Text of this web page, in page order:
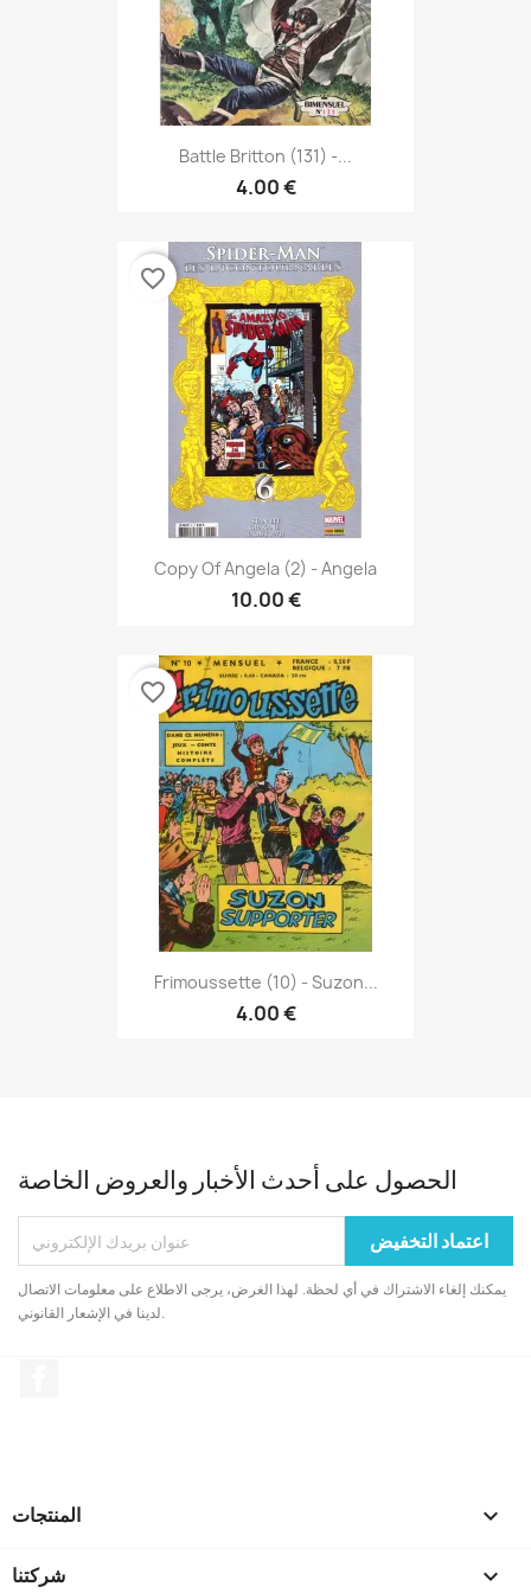
Battle Britton (131) -...
4.00 €
Copy Of Angela (2) - Angela
10.00 €
favorite_border
Frimoussette (10) - Suzon...
4.00 €
favorite_border
الحصول على أحدث الأخبار والعروض الخاصة
يمكنك إلغاء الاشتراك في أي لحظة. لهذا الغرض، يرجى الاطلاع على معلومات الاتصال
لدينا في الإشعار القانوني.
المنتجات 
شركتنا 